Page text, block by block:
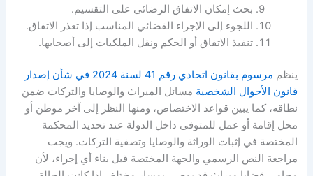
بحث إمكان الاتفاق الرضائي على التقسيم.
اللجوء إلى الإجراء القضائي المناسب إذا تعذر الاتفاق.
تنفيذ الاتفاق أو الحكم ونقل الملكيات إلى أصحابها.
ينظم
مرسوم بقانون اتحادي رقم 41 لسنة 2024 في شأن إصدار
قانون الأحوال الشخصية مسائل الميراث والوصايا والتركات ضمن
نطاقه، كما يبين قواعد الاختصاص، ومنها النظر إلى آخر موطن أو
محل إقامة أو عمل للمتوفى داخل الدولة عند تحديد المحكمة
المختصة في إثبات الوراثة والوصايا وتصفية التركات. ويجب
مراجعة النص الرسمي والجهة المختصة قبل بناء أي إجراء، لأن